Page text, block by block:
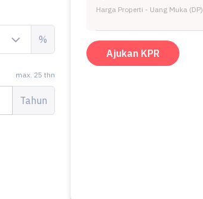
%
max. 25 thn
Tahun
Harga Properti - Uang Muka (DP)
Ajukan KPR